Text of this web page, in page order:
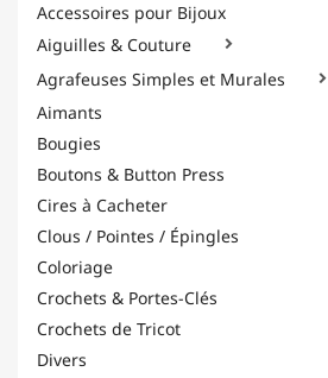
Accessoires pour Bijoux
Aiguilles & Couture

Agrafeuses Simples et Murales 
Aimants
Bougies
Boutons & Button Press
Cires à Cacheter
Clous / Pointes / Épingles
Coloriage
Crochets & Portes-Clés
Crochets de Tricot
Divers